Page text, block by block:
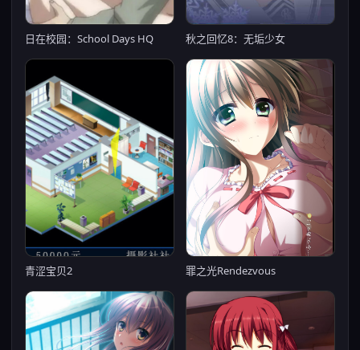
日在校园：School Days HQ 秋之回忆8：无垢少女
青涩宝贝2 罪之光Rendezvous